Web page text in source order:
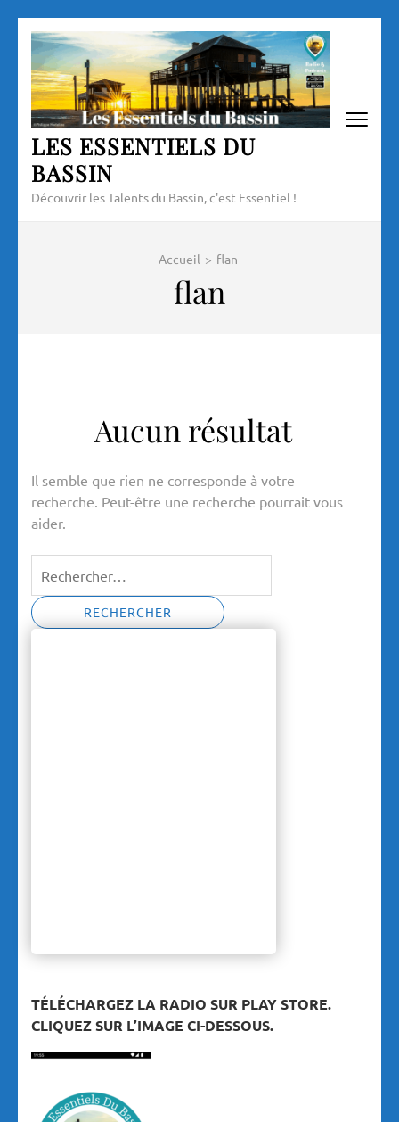
Aller
contenu
(Pressez
Entrée)
LES ESSENTIELS DU
BASSIN
Découvrir les Talents du Bassin, c'est Essentiel !
Accueil > flan
flan
Aucun résultat
Il semble que rien ne corresponde à votre
recherche. Peut-être une recherche pourrait vous
aider.
TÉLÉCHARGEZ LA RADIO SUR PLAY STORE.
CLIQUEZ SUR L’IMAGE CI-DESSOUS.